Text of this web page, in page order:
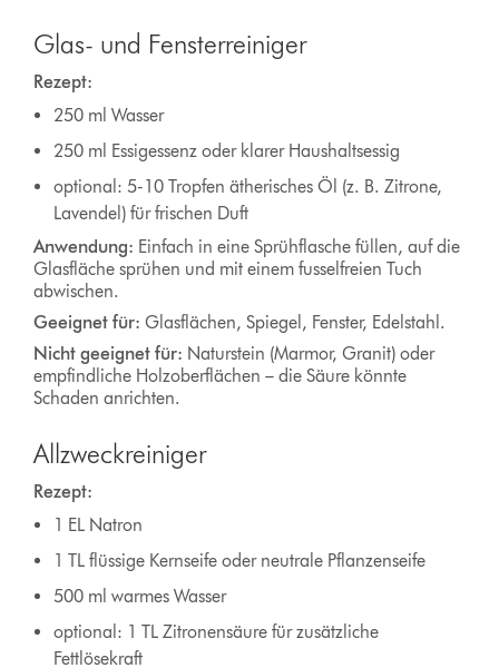
Glas- und Fensterreiniger
Rezept:
250 ml Wasser
250 ml Essigessenz oder klarer Haushaltsessig
optional: 5-10 Tropfen ätherisches Öl (z. B. Zitrone,
Lavendel) für frischen Duft
Anwendung: Einfach in eine Sprühflasche füllen, auf die
Glasfläche sprühen und mit einem fusselfreien Tuch
abwischen.
Geeignet für: Glasflächen, Spiegel, Fenster, Edelstahl.
Nicht geeignet für: Naturstein (Marmor, Granit) oder
empfindliche Holzoberflächen – die Säure könnte
Schaden anrichten.
Allzweckreiniger
Rezept:
1 EL Natron
1 TL flüssige Kernseife oder neutrale Pflanzenseife
500 ml warmes Wasser
optional: 1 TL Zitronensäure für zusätzliche
Fettlösekraft